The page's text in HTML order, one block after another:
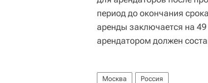
период до окончания
аренды заключается на
арендатором должен
Москва Россия